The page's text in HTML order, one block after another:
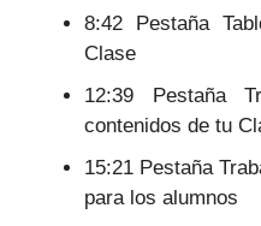
8:42 Pestaña
Clase
12:39 Pestaña
contenidos de tu
15:21 Pestaña
para los alumnos